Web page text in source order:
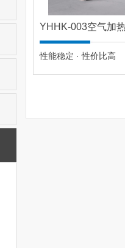
YHHK-003空气加
性能稳定 · 性价比高